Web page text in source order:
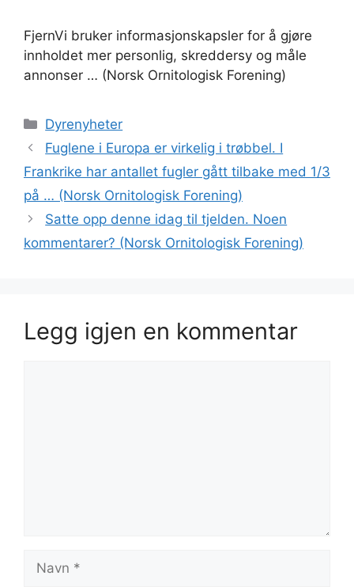
FjernVi bruker informasjonskapsler for å gjøre
innholdet mer personlig, skreddersy og måle
annonser … (Norsk Ornitologisk Forening)
Kategorier
Dyrenyheter
Fuglene i Europa er virkelig i trøbbel. I
Frankrike har antallet fugler gått tilbake med 1/3
på … (Norsk Ornitologisk Forening)
Satte opp denne idag til tjelden. Noen
kommentarer? (Norsk Ornitologisk Forening)
Legg igjen en kommentar